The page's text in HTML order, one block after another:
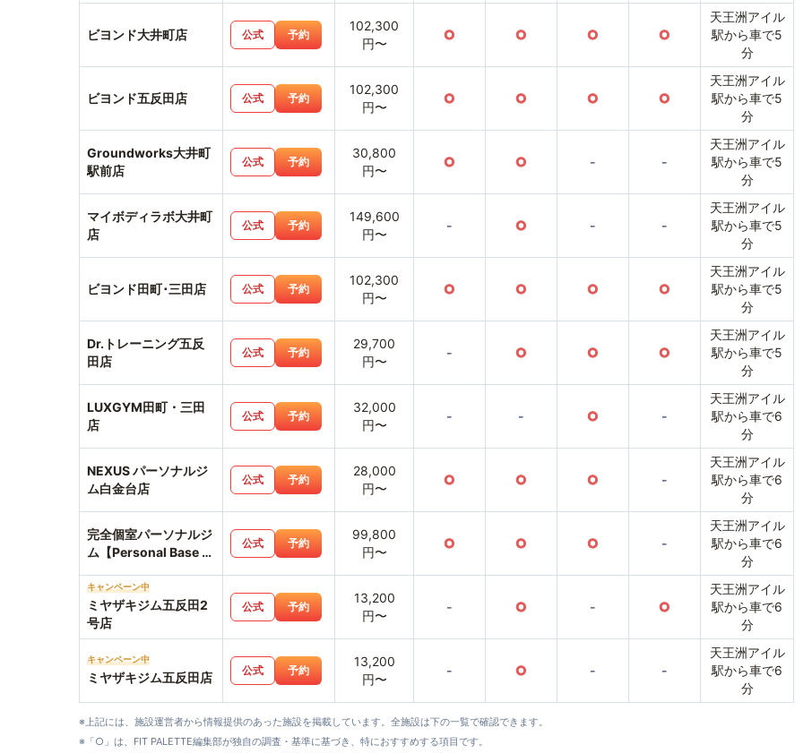
ビヨンド大井町店 公式 予約
102,300
円〜
○ ○ ○ ○
天王洲アイル
駅から車で5
分
ビヨンド五反田店 公式 予約
102,300
円〜
○ ○ ○ ○
天王洲アイル
駅から車で5
分
Groundworks大井町
駅前店
公式 予約
30,800
円〜
○ ○ - -
天王洲アイル
駅から車で5
分
マイボディラボ大井町
店
公式 予約
149,600
円〜
- ○ - -
天王洲アイル
駅から車で5
分
ビヨンド田町･三田店 公式 予約
102,300
円〜
○ ○ ○ ○
天王洲アイル
駅から車で5
分
Dr.トレーニング五反
田店
公式 予約
29,700
円〜
- ○ ○ ○
天王洲アイル
駅から車で5
分
LUXGYM田町・三田
店
公式 予約
32,000
円〜
- - ○ -
天王洲アイル
駅から車で6
分
NEXUS パーソナルジ
ム白金台店
公式 予約
28,000
円〜
○ ○ ○ -
天王洲アイル
駅から車で6
分
完全個室パーソナルジ
ム【Personal Base 五
公式 予約
99,800
円〜
○ ○ ○ -
天王洲アイル
駅から車で6
分
キャンペーン中
ミヤザキジム五反田2
号店
公式 予約
13,200
円〜
- ○ - ○
天王洲アイル
駅から車で6
分
キャンペーン中
ミヤザキジム五反田店 公式 予約
13,200
円〜
- ○ - -
天王洲アイル
駅から車で6
分
※上記には、施設運営者から情報提供のあった施設を掲載しています。全施設は下の一覧で確認できます。
※「○」は、FIT PALETTE編集部が独自の調査・基準に基づき、特におすすめする項目です。